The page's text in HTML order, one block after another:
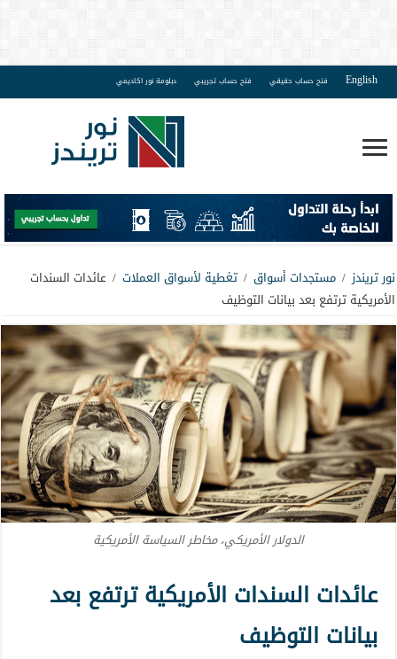
English فتح حساب حقيقي فتح حساب تجريبي دبلومة نور اكاديمي
نور تريندز / مستجدات أسواق / تغطية لأسواق العملات / عائدات السندات
الأمريكية ترتفع بعد بيانات التوظيف
الدولار الأمريكي، مخاطر السياسة الأمريكية
عائدات السندات الأمريكية ترتفع بعد
بيانات التوظيف